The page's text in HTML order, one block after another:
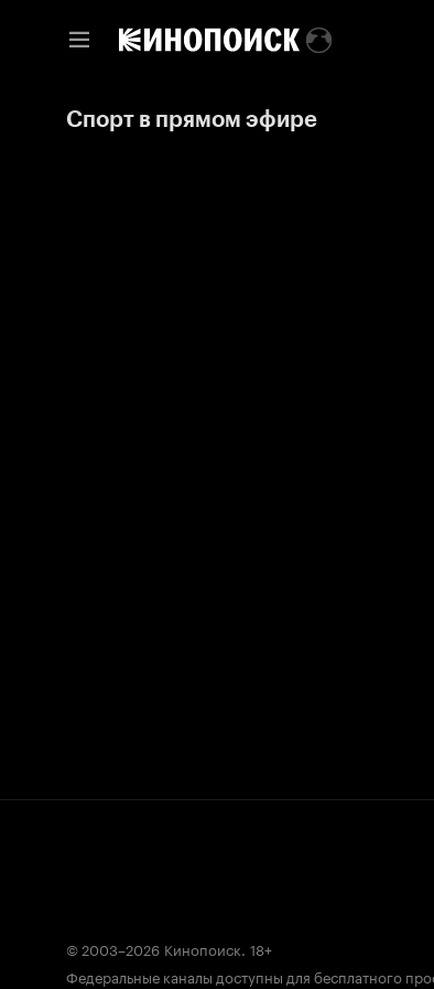
Спорт в прямом эфире
© 2003–2026 Кинопоиск. 18+
Федеральные каналы доступны для бесплатного